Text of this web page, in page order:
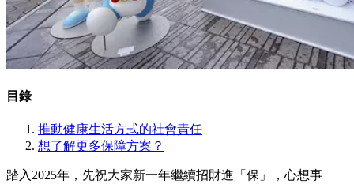
目錄
推動健康生活方式的社會責任
想了解更多保障方案？
踏入2025年，先祝大家新一年繼續招財進「保」，心想事